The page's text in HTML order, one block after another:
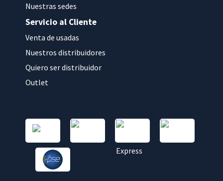
Nuestras sedes
Servicio al Cliente
Venta de usadas
Nuestros distribuidores
Quiero ser distribuidor
Outlet